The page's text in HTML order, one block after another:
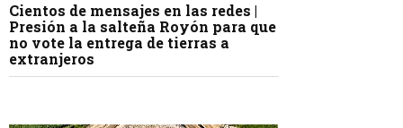
Cientos de mensajes en las redes |
Presión a la salteña Royón para que
no vote la entrega de tierras a
extranjeros